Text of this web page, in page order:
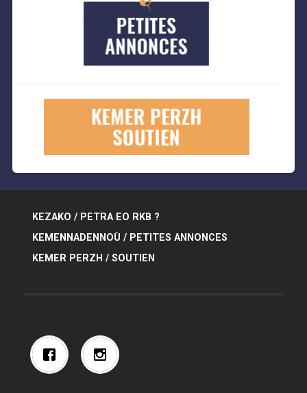
KEZAKO / PETRA EO RKB ?
KEMENNADENNOÙ / PETITES ANNONCES
KEMER PERZH / SOUTIEN